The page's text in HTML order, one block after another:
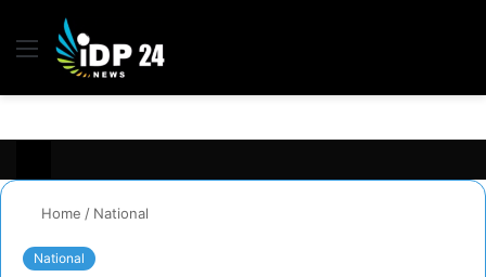
Menu
Home / National
National